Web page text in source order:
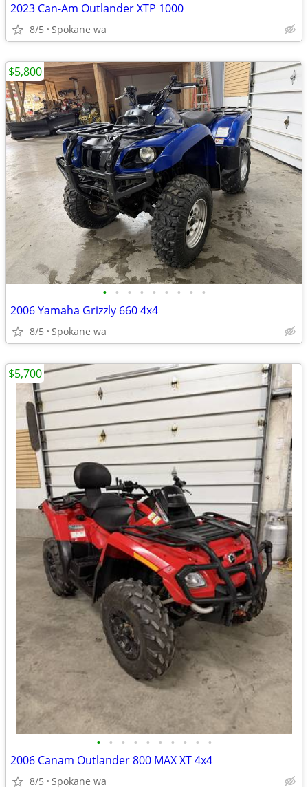
2023 Can-Am Outlander XTP 1000
8/5 Spokane wa
• • • • • • • • •
2006 Yamaha Grizzly 660 4x4
8/5 Spokane wa
$5,800
• • • • • • • • • •
2006 Canam Outlander 800 MAX XT 4x4
8/5 Spokane wa
$5,700